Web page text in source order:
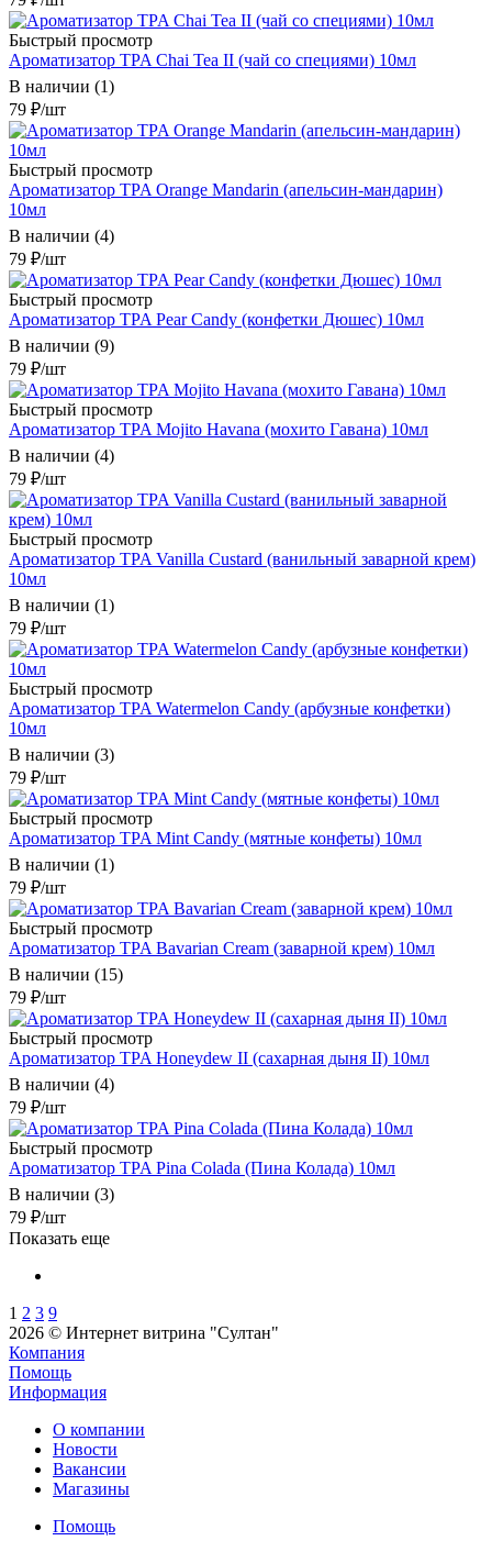
Быстрый просмотр
Ароматизатор TPA Chai Tea II (чай со специями) 10мл
В наличии (1)
79 ₽/шт
Быстрый просмотр
Ароматизатор TPA Orange Mandarin (апельсин-мандарин)
10мл
В наличии (4)
79 ₽/шт
Быстрый просмотр
Ароматизатор TPA Pear Candy (конфетки Дюшес) 10мл
В наличии (9)
79 ₽/шт
Быстрый просмотр
Ароматизатор TPA Mojito Havana (мохито Гавана) 10мл
В наличии (4)
79 ₽/шт
Быстрый просмотр
Ароматизатор TPA Vanilla Custard (ванильный заварной крем)
10мл
В наличии (1)
79 ₽/шт
Быстрый просмотр
Ароматизатор TPA Watermelon Candy (арбузные конфетки)
10мл
В наличии (3)
79 ₽/шт
Быстрый просмотр
Ароматизатор TPA Mint Candy (мятные конфеты) 10мл
В наличии (1)
79 ₽/шт
Быстрый просмотр
Ароматизатор TPA Bavarian Cream (заварной крем) 10мл
В наличии (15)
79 ₽/шт
Быстрый просмотр
Ароматизатор TPA Honeydew II (сахарная дыня II) 10мл
В наличии (4)
79 ₽/шт
Быстрый просмотр
Ароматизатор TPA Pina Colada (Пина Колада) 10мл
В наличии (3)
79 ₽/шт
Показать еще
1 2 3 9
2026 © Интернет витрина "Султан"
Компания
Помощь
Информация
О компании
Новости
Вакансии
Магазины
Помощь